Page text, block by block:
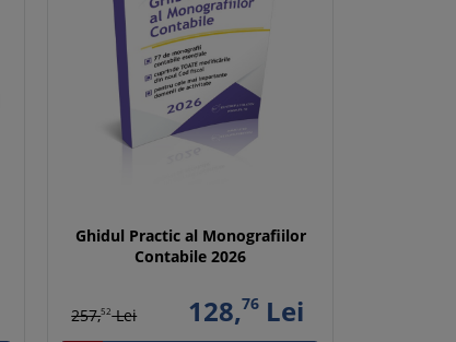
Ghidul Practic al Monografiilor
Contabile 2026
257,52Lei 128,76Lei